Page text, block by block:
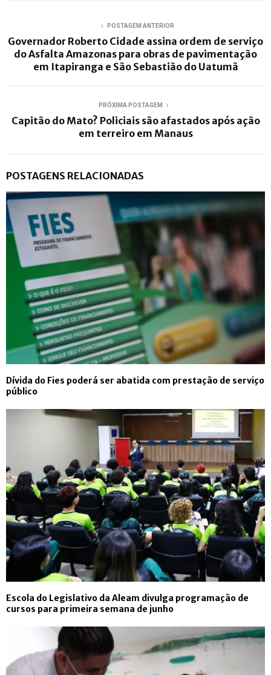
POSTAGEM ANTERIOR
Governador Roberto Cidade assina ordem de serviço
do Asfalta Amazonas para obras de pavimentação
em Itapiranga e São Sebastião do Uatumã
PRÓXIMA POSTAGEM
Capitão do Mato? Policiais são afastados após ação
em terreiro em Manaus
POSTAGENS RELACIONADAS
Dívida do Fies poderá ser abatida com prestação de serviço
público
Escola do Legislativo da Aleam divulga programação de
cursos para primeira semana de junho